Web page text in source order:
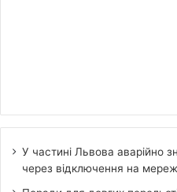
У частині Львова аварійно
через відключення на